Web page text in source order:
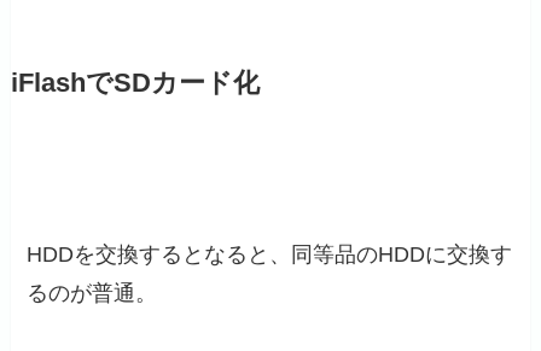
iFlashでSDカード化
HDDを交換するとなると、同等品のHDDに交換す
るのが普通。